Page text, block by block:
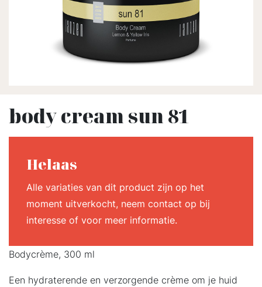
body cream sun 81
Helaas
Alle variaties van dit product zijn op het
moment uitverkocht, neem contact op bij
interesse of voor meer informatie.
Bodycrème, 300 ml
Een hydraterende en verzorgende crème om je huid